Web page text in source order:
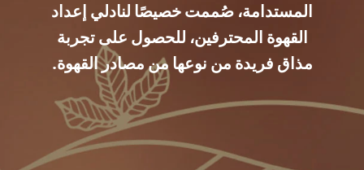
المستدامة، صُممت خصيصًا لنادلي إعداد
القهوة المحترفين، للحصول على تجربة
مذاق فريدة من نوعها من مصادر القهوة.